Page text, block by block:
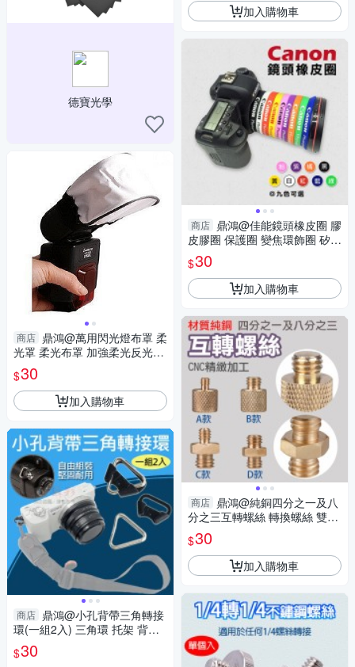
德寶光學
商店 鼎鴻@萬用閃光燈布罩 柔
光罩 柔光布罩 加強柔光反光型
機頂燈 外閃小布罩 適用各廠牌
$30
加入購物車
商店 鼎鴻@小孔背帶三角轉接
環(一組2入) 三角環 托架 背帶
三角扣環 轉接環 相機扣環 背帶
環
$30
加入購物車
商店 鼎鴻@佳能鏡頭橡皮圈 膠
皮膠圈 保護圈 變焦環飾圈 矽膠
圈 彈性好 經久耐用 九色可選
另售尼康款
$30
加入購物車
商店 鼎鴻@純銅四分之一及八
分之三互轉螺絲 轉換螺絲 雙頭
轉接螺絲 相機轉接螺絲 轉接螺
帽 公轉母
$30
加入購物車